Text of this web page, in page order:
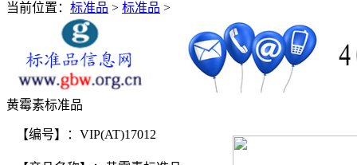
当前位置： 标准品 > 标准品 >
黄霉素标准品
【编号】：VIP(AT)17012